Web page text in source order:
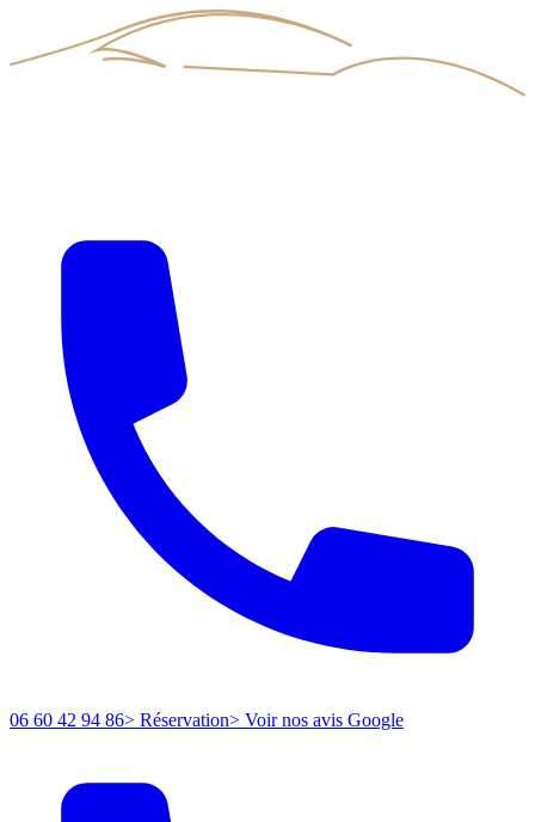
06 60 42 94 86> Réservation> Voir nos avis Google